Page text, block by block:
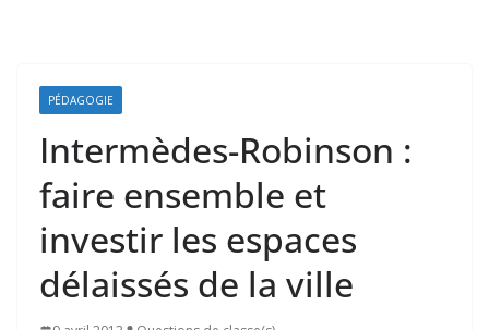
PÉDAGOGIE
Intermèdes-Robinson :
faire ensemble et
investir les espaces
délaissés de la ville